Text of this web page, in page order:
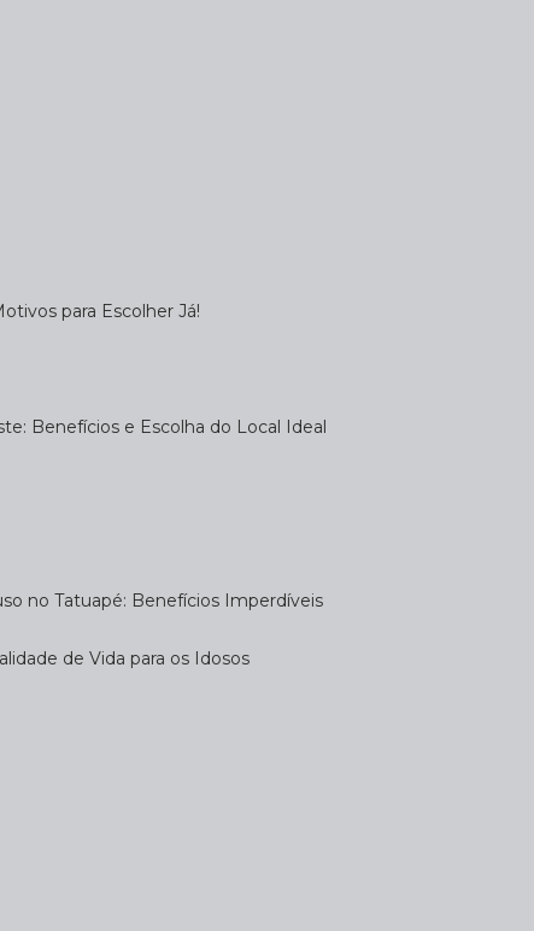
para Escolher Já!
Benefícios e Escolha do Local Ideal
no Tatuapé: Benefícios Imperdíveis
de Vida para os Idosos